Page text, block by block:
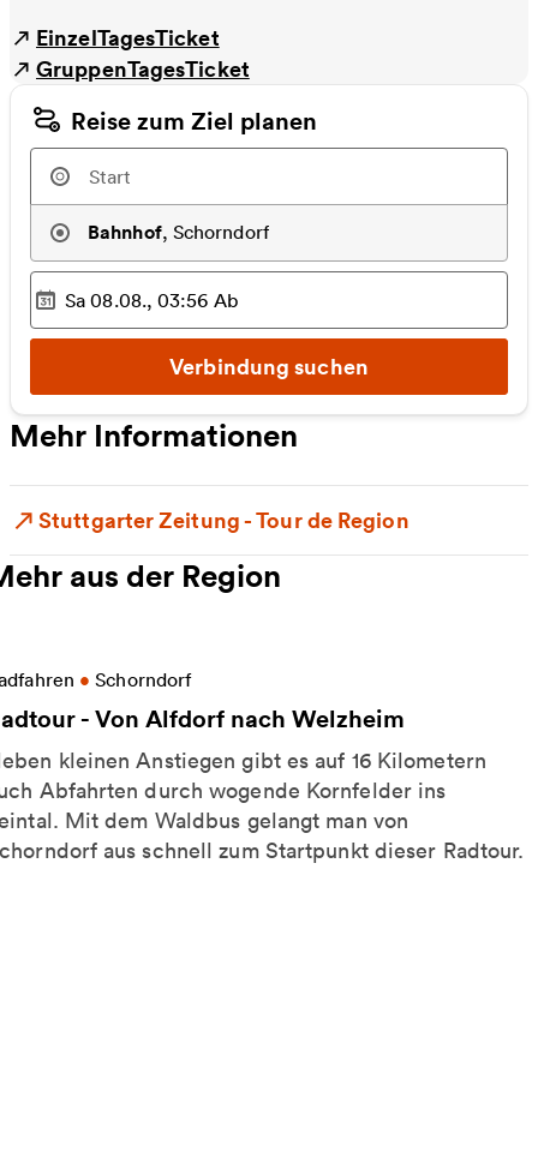
EinzelTagesTicket
GruppenTagesTicket
Reise zum Ziel planen
Bahnhof, Schorndorf
Ausgewählter Zeitpunkt
Sa 08.08., 03:56 Ab
Verbindung suchen
Mehr Informationen
Stuttgarter Zeitung - Tour de Region
aus der Region
• Schorndorf
- Von Alfdorf nach Welzheim
kleinen Anstiegen gibt es auf 16 Kilometern
Abfahrten durch wogende Kornfelder ins
Mit dem Waldbus gelangt man von
aus schnell zum Startpunkt dieser Radtour.
Informationen zu Radtour - Von Alfdorf nach